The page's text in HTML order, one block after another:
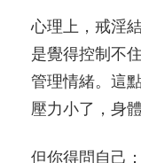
心理上，戒淫
是覺得控制不
管理情緒。這
壓力小了，身
但你得問自己